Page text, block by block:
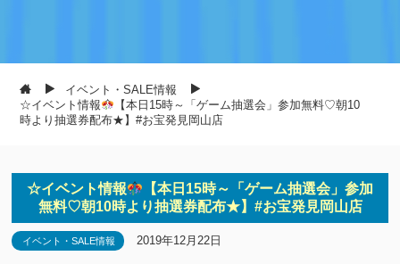
イベント・SALE情報
☆イベント情報
【本日15時～「ゲーム抽選会」参加無料♡朝10
時より抽選券配布★】#お宝発見岡山店
☆イベント情報
【本日15時～「ゲーム抽選会」参加
無料♡朝10時より抽選券配布★】#お宝発見岡山店
イベント・SALE情報 2019年12月22日